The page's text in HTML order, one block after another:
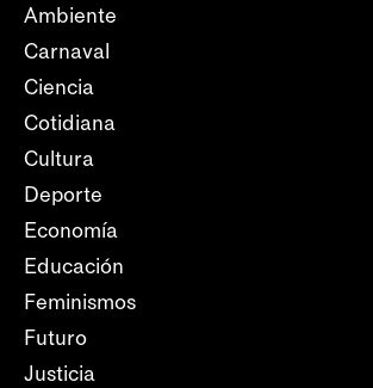
Ambiente
Carnaval
Ciencia
Cotidiana
Cultura
Deporte
Economía
Educación
Feminismos
Futuro
Justicia